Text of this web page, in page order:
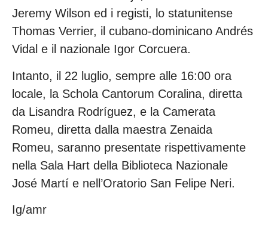
Jeremy Wilson ed i registi, lo statunitense
Thomas Verrier, il cubano-dominicano Andrés
Vidal e il nazionale Igor Corcuera.
Intanto, il 22 luglio, sempre alle 16:00 ora
locale, la Schola Cantorum Coralina, diretta
da Lisandra Rodríguez, e la Camerata
Romeu, diretta dalla maestra Zenaida
Romeu, saranno presentate rispettivamente
nella Sala Hart della Biblioteca Nazionale
José Martí e nell’Oratorio San Felipe Neri.
Ig/amr